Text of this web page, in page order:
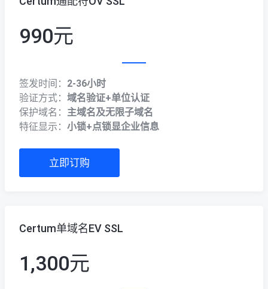
990元
签发时间： 2-36小时
验证方式： 域名验证+单位认证
保护域名： 主域名及无限子域名
特征显示： 小锁+点锁显企业信息
立即订购
Certum单域名EV SSL
1,300元